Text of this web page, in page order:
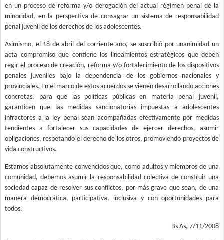
en un proceso de reforma y/o derogación del actual régimen penal de la
minoridad, en la perspectiva de consagrar un sistema de responsabilidad
penal juvenil de los derechos de los adolescentes.
Asimismo, el 18 de abril del corriente año, se suscribió por unanimidad un
acta compromiso que contiene los lineamientos estratégicos que deben
regir el proceso de creación, reforma y/o fortalecimiento de los dispositivos
penales juveniles bajo la dependencia de los gobiernos nacionales y
provinciales. En el marco de estos acuerdos se vienen desarrollando acciones
concretas, para que las políticas públicas en materia penal juvenil,
garanticen que las medidas sancionatorias impuestas a adolescentes
infractores a la ley penal sean acompañadas efectivamente por medidas
tendientes a fortalecer sus capacidades de ejercer derechos, asumir
obligaciones, respetando el derecho de los otros, promoviendo proyectos de
vida constructivos.
Estamos absolutamente convencidos que, como adultos y miembros de una
comunidad, debemos asumir la responsabilidad colectiva de construir una
sociedad capaz de resolver sus conflictos, por más grave que sean, de una
manera democrática, participativa, inclusiva y con oportunidades para
todos.
Bs As, 7/11/2008